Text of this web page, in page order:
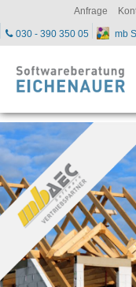
Anfrage
030 - 390 350 05 mb